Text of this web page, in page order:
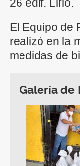
26 edif. Lirio.
El Equipo de
realizó en la
medidas de
Galería de